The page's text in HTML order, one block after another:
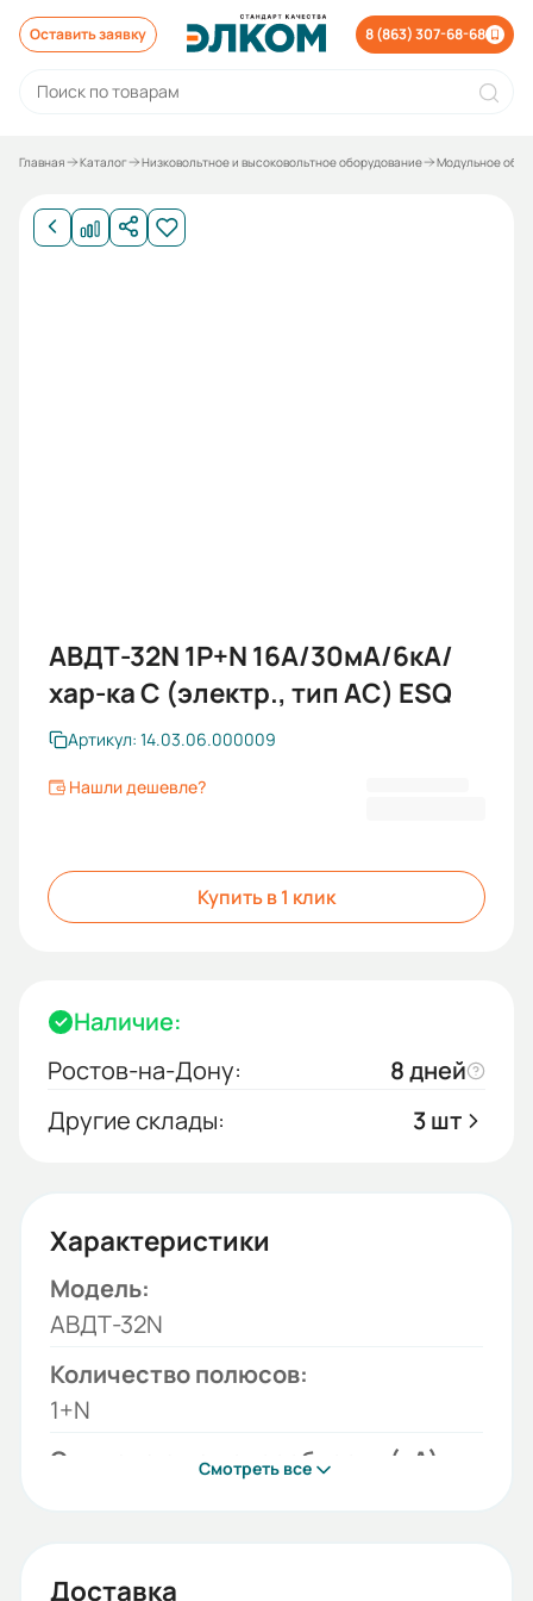
Оставить заявку 8 (863) 307-68-68
Главная Каталог Низковольтное и высоковольтное оборудование Модульное
АВДТ-32N 1P+N 16А/30мА/6кА/
хар-ка С (электр., тип АС) ESQ
Артикул: 14.03.06.000009
Нашли дешевле?
Купить в 1 клик
Наличие:
Ростов-на-Дону:
8 дней
Другие склады:
3 шт
Характеристики
Модель:
АВДТ-32N
Количество полюсов:
1+N
Отключающая способность (кА):
АС
Смотреть все
Доставка